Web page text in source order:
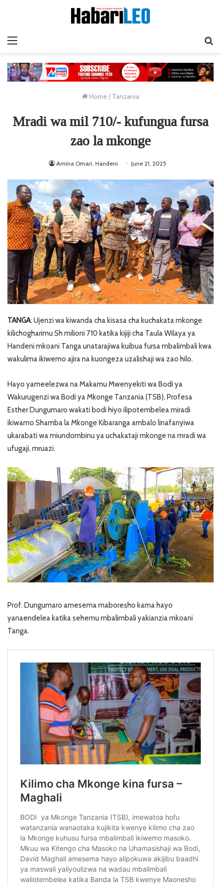
Home / Tanzania
Mradi wa mil 710/- kufungua fursa
zao la mkonge
Amina Omari, Handeni June 21, 2025
TANGA: Ujenzi wa kiwanda cha kisasa cha kuchakata mkonge
kilichogharimu Sh milioni 710 katika kijiji cha Taula Wilaya ya
Handeni mkoani Tanga unatarajiwa kuibua fursa mbalimbali kwa
wakulima ikiwemo ajira na kuongeza uzalishaji wa zao hilo.
Hayo yameelezwa na Makamu Mwenyekiti wa Bodi ya
Wakurugenzi wa Bodi ya Mkonge Tanzania (TSB), Profesa
Esther Dungumaro wakati bodi hiyo ilipotembelea miradi
ikiwamo Shamba la Mkonge Kibaranga ambalo linafanyiwa
ukarabati wa miundombinu ya uchakataji mkonge na mradi wa
ufugaji, mruazi.
Prof. Dungumaro amesema maboresho kama hayo
yanaendelea katika sehemu mbalimbali yakianzia mkoani
Tanga.